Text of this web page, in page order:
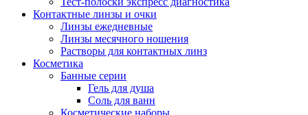
Контактные линзы и очки
Линзы ежедневные
Линзы месячного ношения
Растворы для контактных линз
Косметика
Банные серии
Гель для душа
Соль для ванн
Косметические наборы